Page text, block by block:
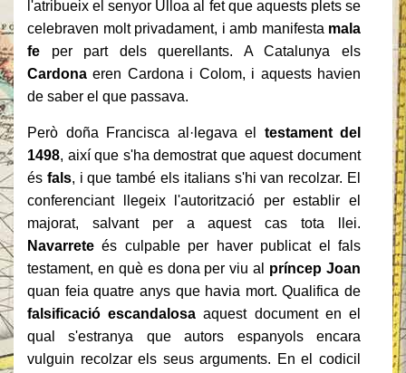
l'atribueix el senyor Ulloa al fet que aquests plets se
celebraven molt privadament, i amb manifesta mala
fe per part dels querellants. A Catalunya els
Cardona eren Cardona i Colom, i aquests havien
de saber el que passava.
Però doña Francisca al·legava el testament del
1498, així que s'ha demostrat que aquest document
és fals, i que també els italians s'hi van recolzar. El
conferenciant llegeix l'autorització per establir el
majorat, salvant per a aquest cas tota llei.
Navarrete és culpable per haver publicat el fals
testament, en què es dona per viu al príncep Joan
quan feia quatre anys que havia mort. Qualifica de
falsificació escandalosa aquest document en el
qual s'estranya que autors espanyols encara
vulguin recolzar els seus arguments. En el codicil